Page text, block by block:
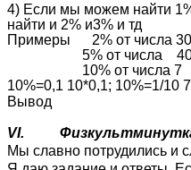
4) Если мы можем найти
найти и 2% и3% и тд
Примеры 2% от числа
5% от числа
10% от числа 7
10%=0,1 10*0,1;
Вывод
VI.
Мы славно потрудились и